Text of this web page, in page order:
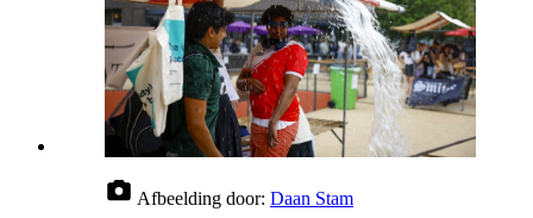
Afbeelding door: Daan Stam